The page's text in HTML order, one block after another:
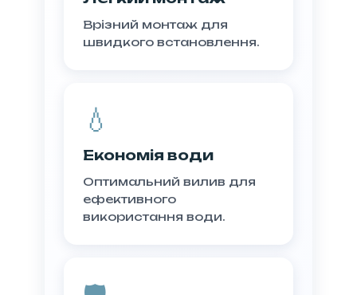
Врізний монтаж для
швидкого встановлення.
💧
Економія води
Оптимальний вилив для
ефективного
використання води.